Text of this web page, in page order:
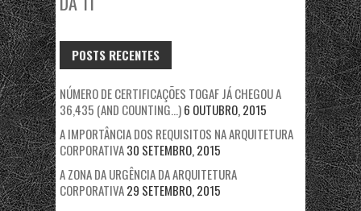
POSTS RECENTES
NÚMERO DE CERTIFICAÇÕES TOGAF JÁ CHEGOU A
36,435 (AND COUNTING…)6 OUTUBRO, 2015
A IMPORTÂNCIA DOS REQUISITOS NA ARQUITETURA
CORPORATIVA30 SETEMBRO, 2015
A ZONA DA URGÊNCIA DA ARQUITETURA
CORPORATIVA29 SETEMBRO, 2015